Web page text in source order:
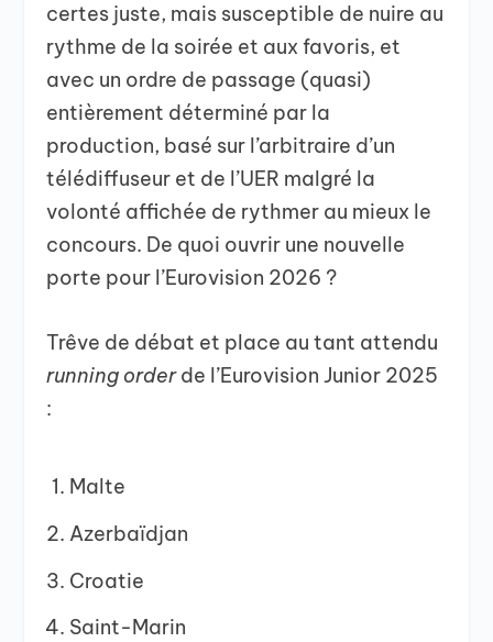
certes juste, mais susceptible de nuire au
rythme de la soirée et aux favoris, et
avec un ordre de passage (quasi)
entièrement déterminé par la
production, basé sur l’arbitraire d’un
télédiffuseur et de l’UER malgré la
volonté affichée de rythmer au mieux le
concours. De quoi ouvrir une nouvelle
porte pour l’Eurovision 2026 ?
Trêve de débat et place au tant attendu
running orderde l’Eurovision Junior 2025
:
Malte
Azerbaïdjan
Croatie
Saint-Marin